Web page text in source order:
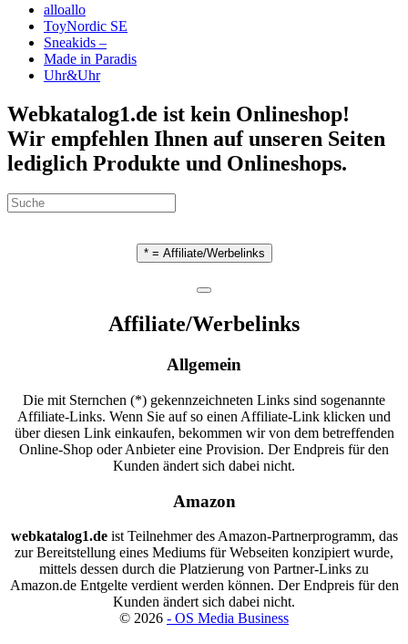
alloallo
ToyNordic SE
Sneakids –
Made in Paradis
Uhr&Uhr
Webkatalog1.de ist kein Onlineshop!
Wir empfehlen Ihnen auf unseren Seiten
lediglich Produkte und Onlineshops.
* = Affiliate/Werbelinks
Affiliate/Werbelinks
Allgemein
Die mit Sternchen (*) gekennzeichneten Links sind sogenannte
Affiliate-Links. Wenn Sie auf so einen Affiliate-Link klicken und
über diesen Link einkaufen, bekommen wir von dem betreffenden
Online-Shop oder Anbieter eine Provision. Der Endpreis für den
Kunden ändert sich dabei nicht.
Amazon
webkatalog1.deist Teilnehmer des Amazon-Partnerprogramm, das
zur Bereitstellung eines Mediums für Webseiten konzipiert wurde,
mittels dessen durch die Platzierung von Partner-Links zu
Amazon.de Entgelte verdient werden können. Der Endpreis für den
Kunden ändert sich dabei nicht.
© 2026 - OS Media Business